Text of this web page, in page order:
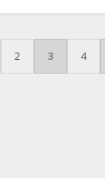
2 3 4